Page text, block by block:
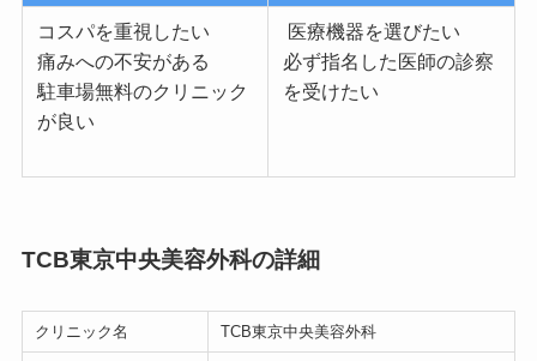
コスパを重視したい
痛みへの不安がある
駐車場無料のクリニック
が良い
医療機器を選びたい
必ず指名した医師の診察
を受けたい
TCB東京中央美容外科の詳細
クリニック名 TCB東京中央美容外科